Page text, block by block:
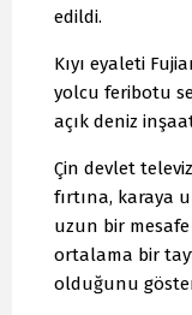
edildi.
Kıyı eyaleti
yolcu feribotu
açık deniz
Çin devlet
fırtına, karaya
uzun bir
ortalama bir
olduğunu